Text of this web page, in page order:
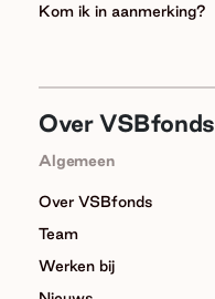
Kom ik in aanmerking?
Over VSBfonds
Algemeen
Over VSBfonds
Team
Werken bij